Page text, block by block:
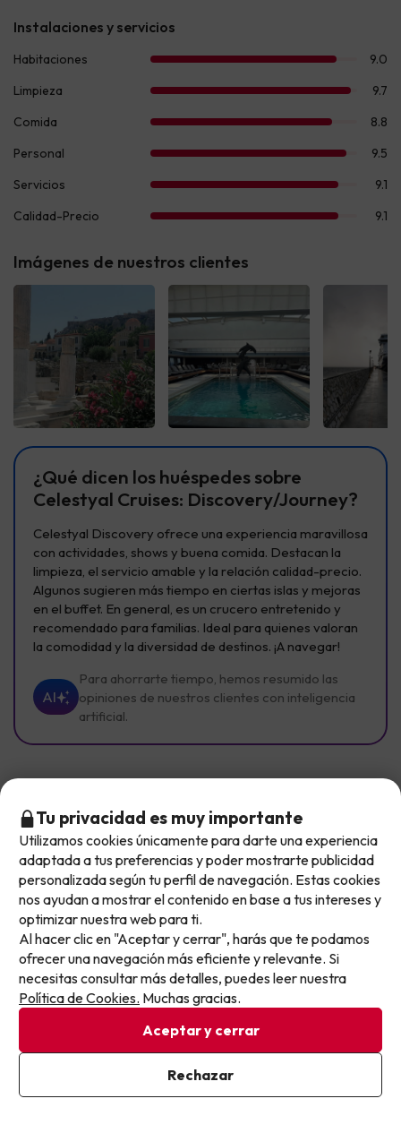
Imágenes de nuestros clientes
¿Qué dicen los huéspedes sobre
Celestyal Cruises: Discovery/Journey?
Celestyal Discovery ofrece una experiencia maravillosa
con actividades, shows y buena comida. Destacan la
limpieza, el servicio amable y la relación calidad-precio.
Algunos sugieren más tiempo en ciertas islas y mejoras
en el buffet. En general, es un crucero entretenido y
recomendado para familias. Ideal para quienes valoran
la comodidad y la diversidad de destinos. ¡A navegar!
AI
Para ahorrarte tiempo, hemos resumido las
opiniones de nuestros clientes con inteligencia
artificial.
Personal (21) Comida (17) Limpieza
Valoraciones
Todos
Tipos de viajero
Todos
Ordenar por:
Recomendadas
No llegas tarde: llegas al siguiente.
Este chollo ya ha caducado, pero cada día lanzamos
nuevas oportunidades para viajar mejor y pagar
menos.
Apúntate y que el próximo no se te escape.
Pon tu mejor e-mail
Ya estoy suscrito
Al suscribirte, confirmas haber leído y estar de acuerdo con la
Tu privacidad es muy importante
Utilizamos cookies únicamente para darte una experiencia
adaptada a tus preferencias y poder mostrarte publicidad
personalizada según tu perfil de navegación. Estas cookies
nos ayudan a mostrar el contenido en base a tus intereses y
optimizar nuestra web para ti.
Al hacer clic en "Aceptar y cerrar", harás que te podamos
ofrecer una navegación más eficiente y relevante. Si
necesitas consultar más detalles, puedes leer nuestra
Política de Cookies. Muchas gracias.
Aceptar y cerrar
Rechazar